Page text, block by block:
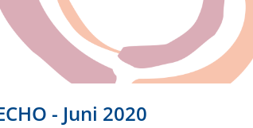
- Juni 2020